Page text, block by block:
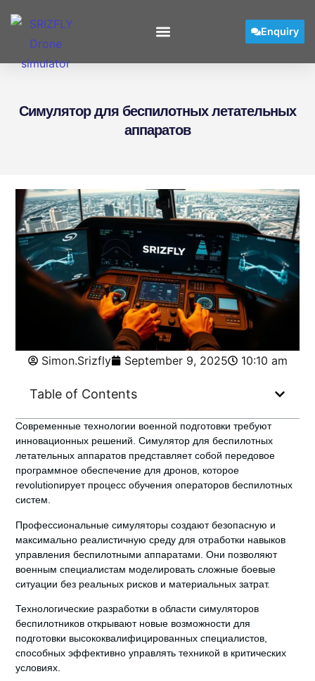
Enquiry
Симулятор для беспилотных летательных
аппаратов
Simon.Srizfly September 9, 2025 10:10 am
Table of Contents
Современные технологии военной подготовки требуют
инновационных решений.Симулятор для беспилотных
летательных аппаратов представляет собой передовое
программное обеспечение для дронов, которое
revolutionирует процесс обучения операторов беспилотных
систем.
Профессиональные симуляторы создают безопасную и
максимально реалистичную среду для отработки навыков
управления беспилотными аппаратами. Они позволяют
военным специалистам моделировать сложные боевые
ситуации без реальных рисков и материальных затрат.
Технологические разработки в области симуляторов
беспилотников открывают новые возможности для
подготовки высококвалифицированных специалистов,
способных эффективно управлять техникой в критических
условиях.